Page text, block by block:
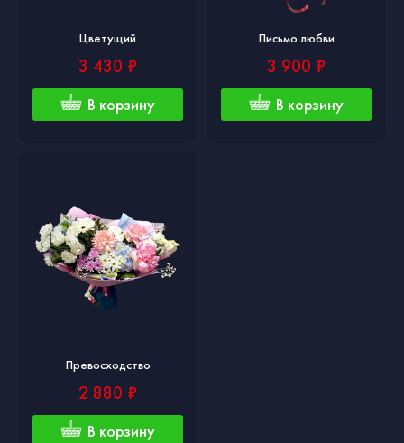
Цветущий
3 430 ₽
В корзину
Письмо любви
3 900 ₽
В корзину
Превосходство
2 880 ₽
В корзину